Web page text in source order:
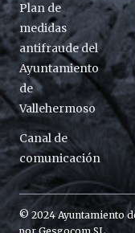
Plan de
medidas
antifraude del
Ayuntamiento
de
Vallehermoso
Canal de
comunicación
© 2024 Ayuntamiento